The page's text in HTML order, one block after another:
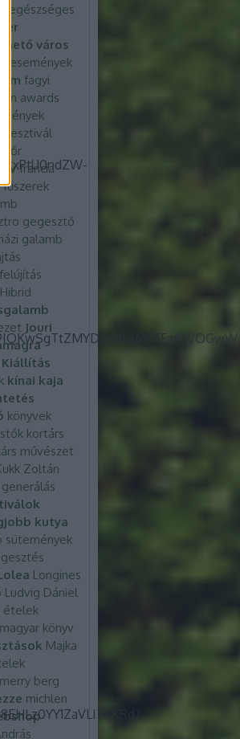
egészséges
élhető város
események
fagyi
awards
fesztivál
bőr
francia
fűszerek
gegesztő
galamb
Hibrid
Jouri
Kiállítás
kínai kaja
könyvek
kortárs
művészet
Zoltán
kutya
sütemények
Longines
Ludvig Dániel
ételek
magyar könyv
Majka
merry berg
michlen